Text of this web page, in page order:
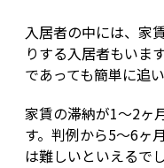
入居者の中には、家
りする入居者もいま
であっても簡単に追
家賃の滞納が1～2ヶ
す。判例から5～6ヶ
は難しいといえるでし